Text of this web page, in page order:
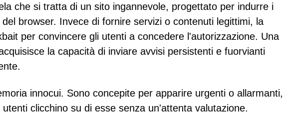
che si tratta di un sito ingannevole, progettato per indurre i
browser. Invece di fornire servizi o contenuti legittimi, la
per convincere gli utenti a concedere l'autorizzazione. Una
la capacità di inviare avvisi persistenti e fuorvianti
innocui. Sono concepite per apparire urgenti o allarmanti,
clicchino su di esse senza un'attenta valutazione.